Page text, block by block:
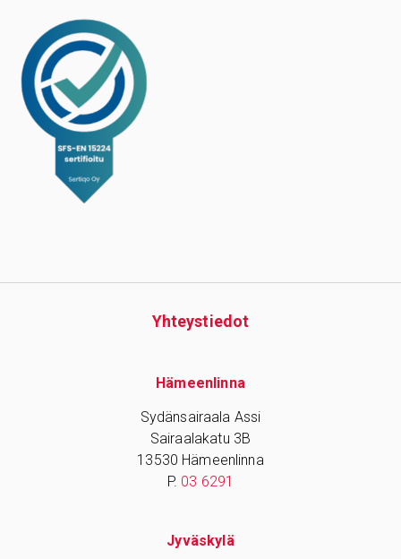
Yhteys­tiedot
Hämeenlinna
Sydänsairaala Assi
Sairaalakatu 3B
13530 Hämeenlinna
P. 03 6291
Jyväskylä